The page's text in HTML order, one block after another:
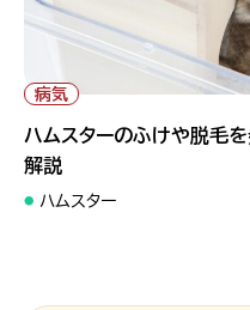
病気
ハムスターのふけや脱毛
解説
ハムスター